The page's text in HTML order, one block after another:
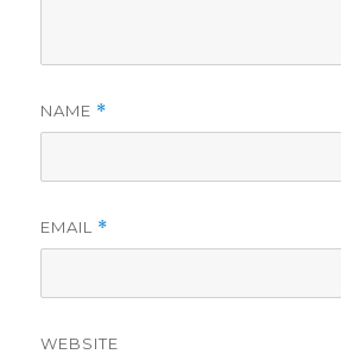
NAME *
EMAIL *
WEBSITE